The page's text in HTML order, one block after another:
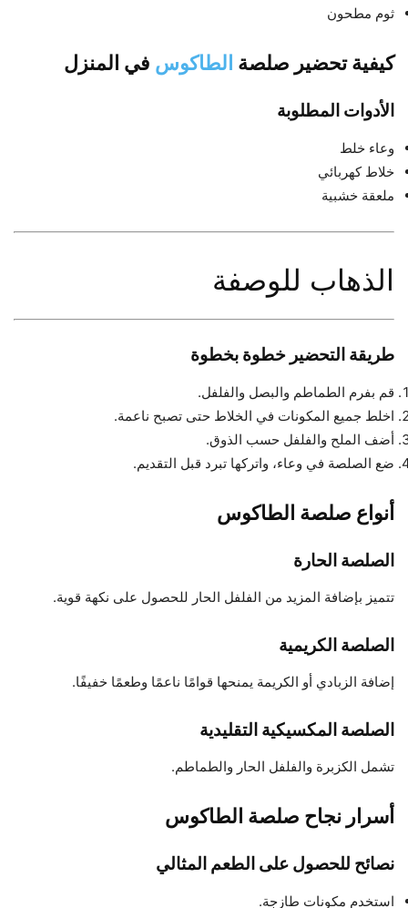
ثوم مطحون
كيفية تحضير صلصة الطاكوس في المنزل
الأدوات المطلوبة
وعاء خلط
خلاط كهربائي
ملعقة خشبية
الذهاب للوصفة
طريقة التحضير خطوة بخطوة
قم بفرم الطماطم والبصل والفلفل.
اخلط جميع المكونات في الخلاط حتى تصبح ناعمة.
أضف الملح والفلفل حسب الذوق.
ضع الصلصة في وعاء، واتركها تبرد قبل التقديم.
أنواع صلصة الطاكوس
الصلصة الحارة
تتميز بإضافة المزيد من الفلفل الحار للحصول على نكهة قوية.
الصلصة الكريمية
إضافة الزبادي أو الكريمة يمنحها قوامًا ناعمًا وطعمًا خفيفًا.
الصلصة المكسيكية التقليدية
تشمل الكزبرة والفلفل الحار والطماطم.
أسرار نجاح صلصة الطاكوس
نصائح للحصول على الطعم المثالي
استخدم مكونات طازجة.